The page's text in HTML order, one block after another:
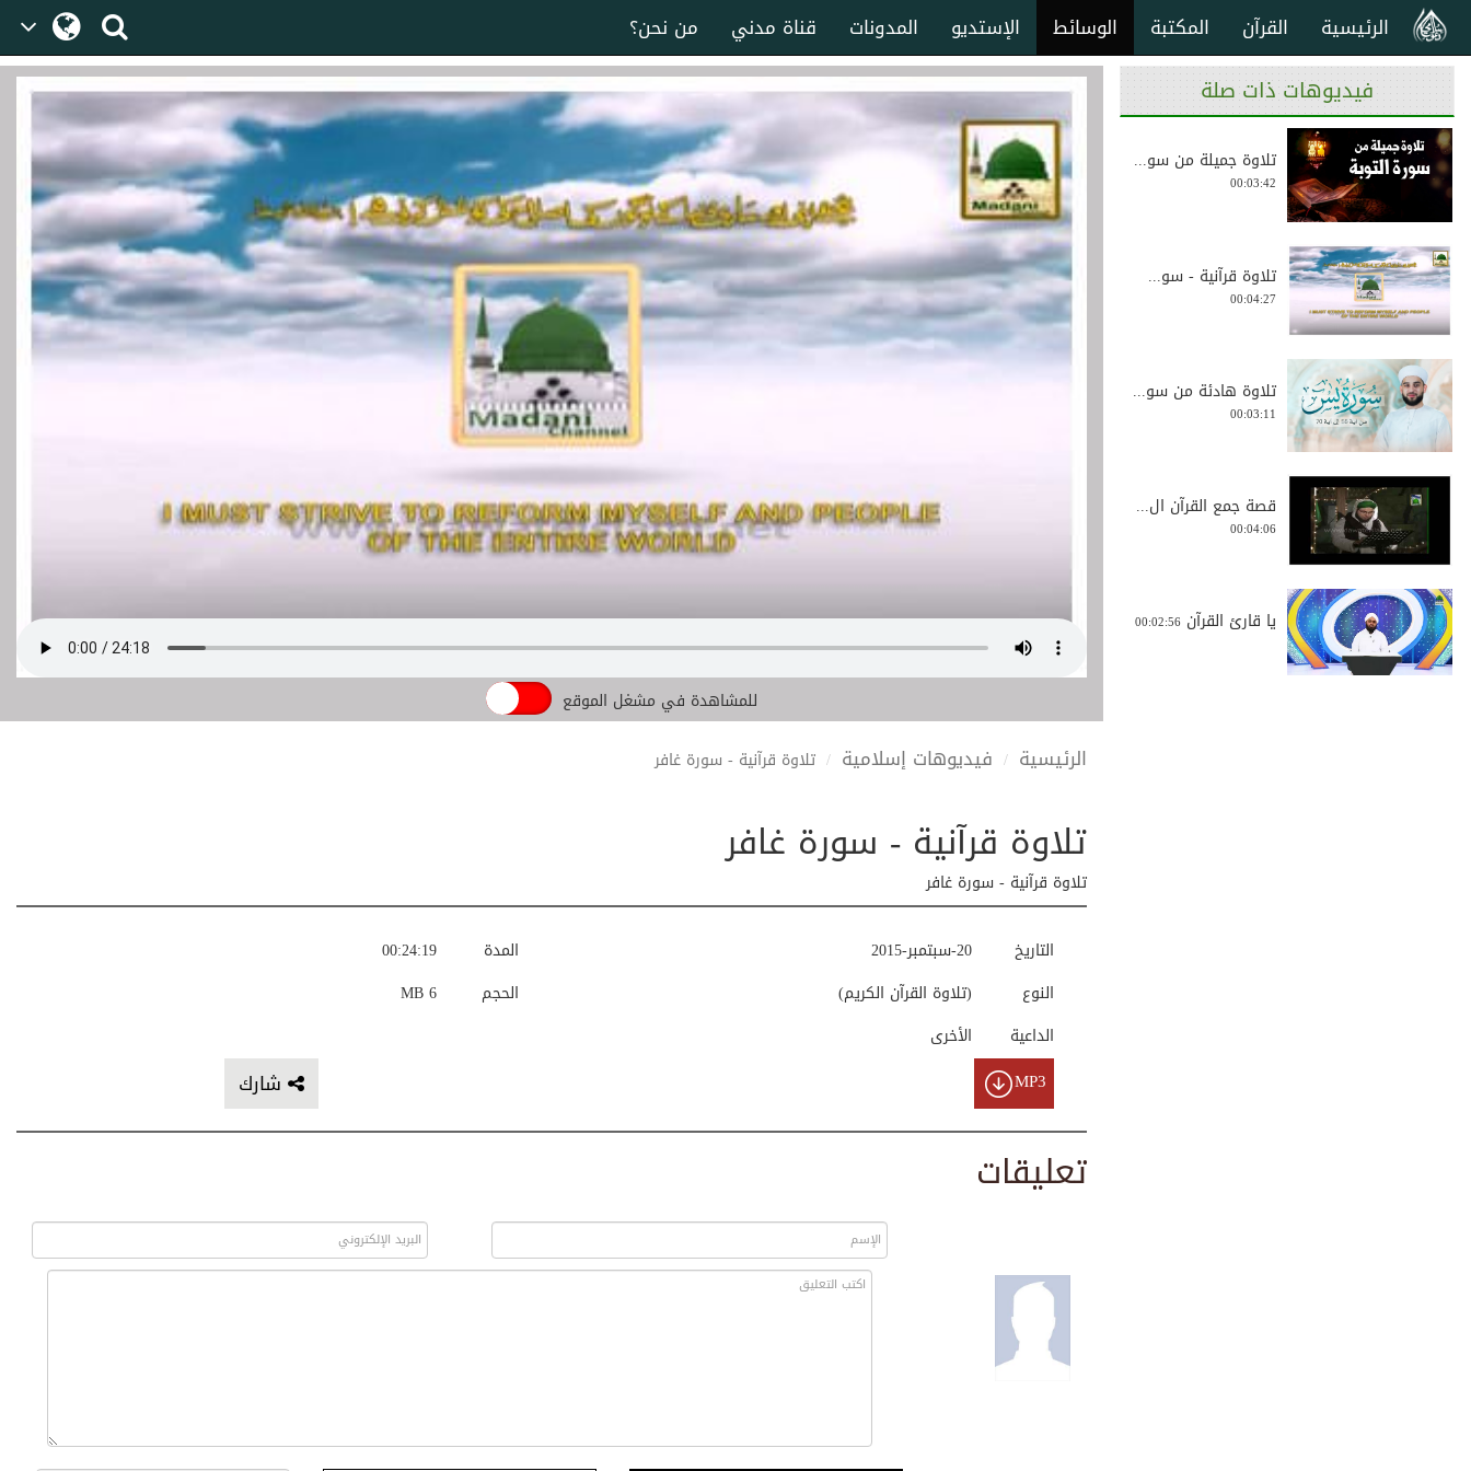
من نحن؟ قناة مدني المدونات الإستديو الوسائط المكتبة القرآن الرئيسية
للمشاهدة في مشغل الموقع
الرئيسية فيديوهات إسلامية تلاوة قرآنية - سورة غافر
تلاوة قرآنية - سورة غافر
تلاوة قرآنية - سورة غافر
00:24:19
المدة
6 MB
الحجم
20-سبتمبر-2015
التاريخ
(تلاوة القرآن الكريم)
النوع
الأخرى
الداعية
شارك MP3
تعليقات
فيديوهات ذات صلة
تلاوة جميلة من سو...
00:03:42
تلاوة قرآنية - سو...
00:04:27
تلاوة هادئة من سو...
00:03:11
قصة جمع القرآن ال...
00:04:06
يا قارئ القرآن 00:02:56